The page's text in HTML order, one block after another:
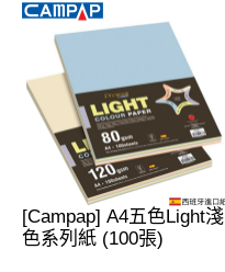
[Campap] A4五色Light淺
色系列紙 (100張)